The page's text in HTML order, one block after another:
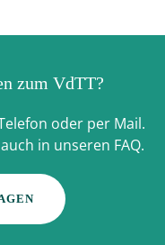
zum VdTT?
oder per Mail.
in unseren FAQ.